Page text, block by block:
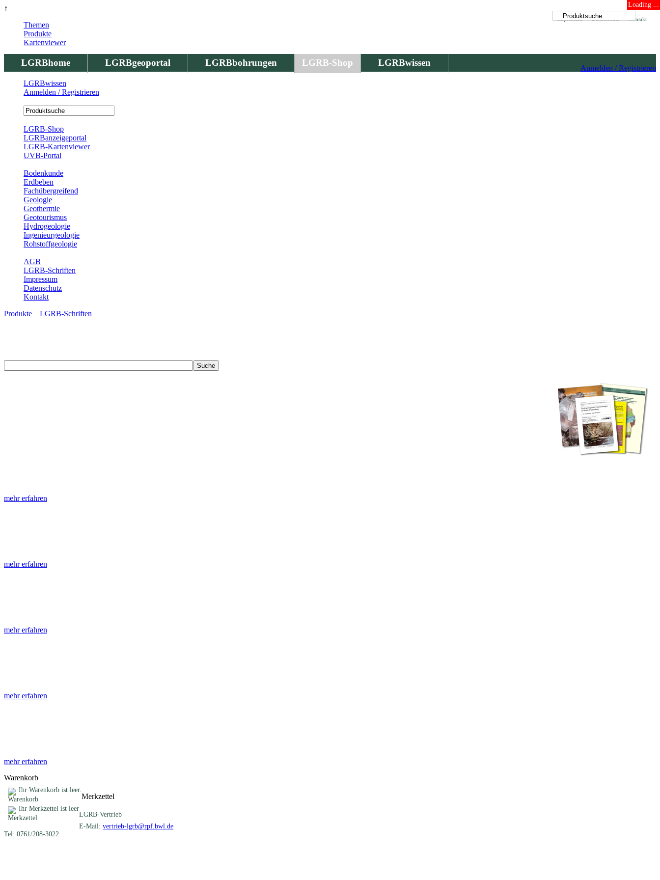
↑ Loading ...
Kontakt
Datenschutz
Impressum
LGRBhome LGRBgeoportal LGRBbohrungen LGRB-Shop LGRBwissen
Anmelden / Registrieren
Themen
Produkte
Kartenviewer
LGRBwissen
Anmelden / Registrieren
LGRB-Shop
LGRBanzeigeportal
LGRB-Kartenviewer
UVB-Portal
Bodenkunde
Erdbeben
Fachübergreifend
Geologie
Geothermie
Geotourismus
Hydrogeologie
Ingenieurgeologie
Rohstoffgeologie
AGB
LGRB-Schriften
Impressum
Datenschutz
Kontakt
Produkte
LGRB-Schriften
mehr erfahren
mehr erfahren
mehr erfahren
mehr erfahren
mehr erfahren
Warenkorb
Ihr Warenkorb ist leer.
Merkzettel
Ihr Merkzettel ist leer
LGRB-Vertrieb
E-Mail: vertrieb-lgrb@rpf.bwl.de
Tel: 0761/208-3022